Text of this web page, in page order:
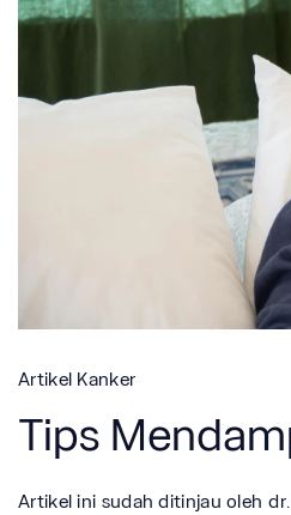
Artikel Kanker
Tips
Artikel ini sudah ditinjau oleh